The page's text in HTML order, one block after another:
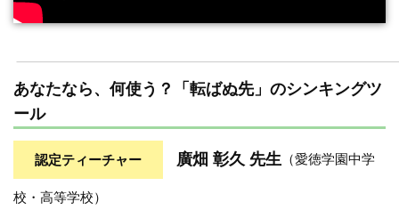
あなたなら、何使う？「転ばぬ先」のシンキングツ
ール
認定ティーチャー 廣畑 彰久 先生 （愛徳学園中学
校・高等学校）